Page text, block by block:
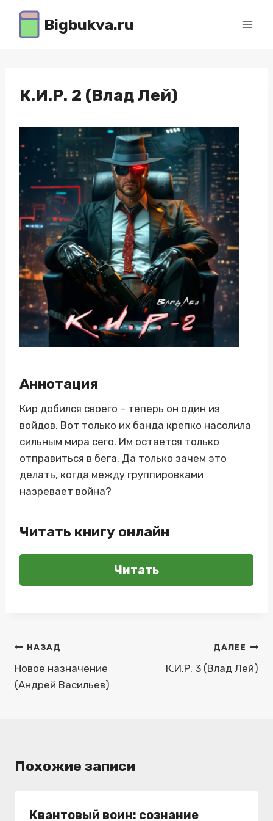
Перейти
содержимому
Bigbukva.ru
К.И.Р. 2 (Влад Лей)
Аннотация
Кир добился своего – теперь он один из
войдов. Вот только их банда крепко насолила
сильным мира сего. Им остается только
отправиться в бега. Да только зачем это
делать, когда между группировками
назревает война?
Читать книгу онлайн
Читать
Навигация
по
записям
НАЗАД
Новое назначение
(Андрей Васильев)
ДАЛЕЕ
К.И.Р. 3 (Влад Лей)
Похожие записи
Квантовый воин: сознание